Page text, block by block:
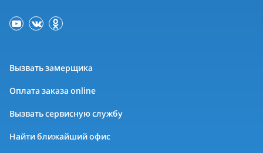
Вызвать замерщика
Оплата заказа online
Вызвать сервисную службу
Найти ближайший офис